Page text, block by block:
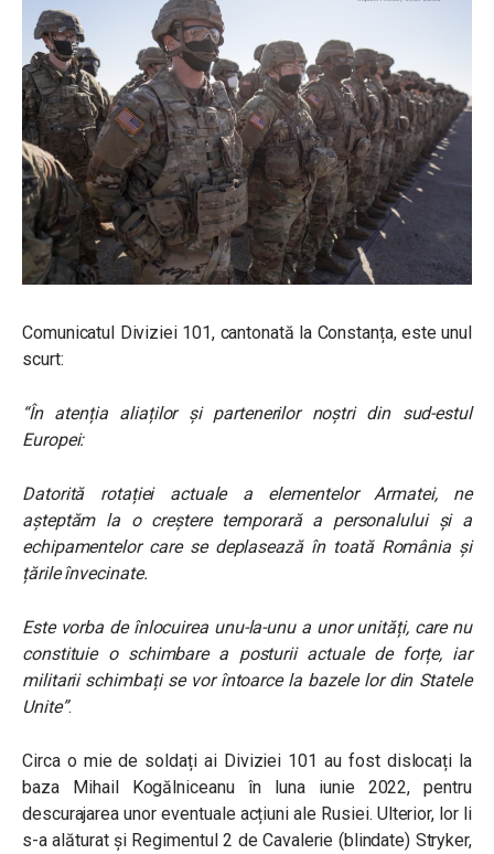
Comunicatul Diviziei 101, cantonată la Constanța, este unul
scurt:
“În atenția aliaților și partenerilor noștri din sud-estul
Europei:
Datorită rotației actuale a elementelor Armatei, ne
așteptăm la o creștere temporară a personalului și a
echipamentelor care se deplasează în toată România și
țările învecinate.
Este vorba de înlocuirea unu-la-unu a unor unități, care nu
constituie o schimbare a posturii actuale de forțe, iar
militarii schimbați se vor întoarce la bazele lor din Statele
Unite”.
Circa o mie de soldați ai Diviziei 101 au fost dislocați la
baza Mihail Kogălniceanuîn luna iunie 2022, pentru
descurajarea unor eventuale acțiuni ale Rusiei. Ulterior, lor li
s-a alăturat și Regimentul 2 de Cavalerie (blindate) Stryker,